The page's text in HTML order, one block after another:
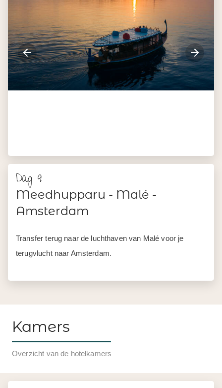
Dag 9
Meedhupparu - Malé -
Amsterdam
Transfer terug naar de luchthaven van Malé voor je
terugvlucht naar Amsterdam.
Kamers
Overzicht van de hotelkamers